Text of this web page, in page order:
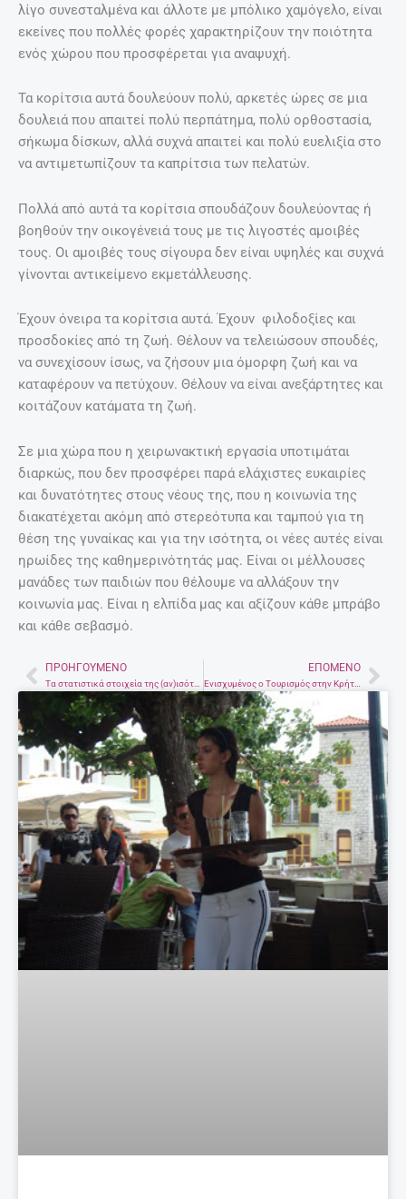
λίγο συνεσταλμένα και άλλοτε με μπόλικο χαμόγελο, είναι
εκείνες που πολλές φορές χαρακτηρίζουν την ποιότητα
ενός χώρου που προσφέρεται για αναψυχή.
Τα κορίτσια αυτά δουλεύουν πολύ, αρκετές ώρες σε μια
δουλειά που απαιτεί πολύ περπάτημα, πολύ ορθοστασία,
σήκωμα δίσκων, αλλά συχνά απαιτεί και πολύ ευελιξία στο
να αντιμετωπίζουν τα καπρίτσια των πελατών.
Πολλά από αυτά τα κορίτσια σπουδάζουν δουλεύοντας ή
βοηθούν την οικογένειά τους με τις λιγοστές αμοιβές
τους. Οι αμοιβές τους σίγουρα δεν είναι υψηλές και συχνά
γίνονται αντικείμενο εκμετάλλευσης.
Έχουν όνειρα τα κορίτσια αυτά. Έχουν φιλοδοξίες και
προσδοκίες από τη ζωή. Θέλουν να τελειώσουν σπουδές,
να συνεχίσουν ίσως, να ζήσουν μια όμορφη ζωή και να
καταφέρουν να πετύχουν. Θέλουν να είναι ανεξάρτητες και
κοιτάζουν κατάματα τη ζωή.
Σε μια χώρα που η χειρωνακτική εργασία υποτιμάται
διαρκώς, που δεν προσφέρει παρά ελάχιστες ευκαιρίες
και δυνατότητες στους νέους της, που η κοινωνία της
διακατέχεται ακόμη από στερεότυπα και ταμπού για τη
θέση της γυναίκας και για την ισότητα, οι νέες αυτές είναι
ηρωίδες της καθημερινότητάς μας. Είναι οι μέλλουσες
μανάδες των παιδιών που θέλουμε να αλλάξουν την
κοινωνία μας. Είναι η ελπίδα μας και αξίζουν κάθε μπράβο
και κάθε σεβασμό.
PrevΠΡΟΗΓΟΎΜΕΝΟ
Τα στατιστικά στοιχεία της (αν)ισότητας Ανδρών-Γυναικών
ΕΠΌΜΕΝΟ
Ενισχυμένος ο Τουρισμός στην Κρήτη, σύμφωνα με διεθνή έκθεση.